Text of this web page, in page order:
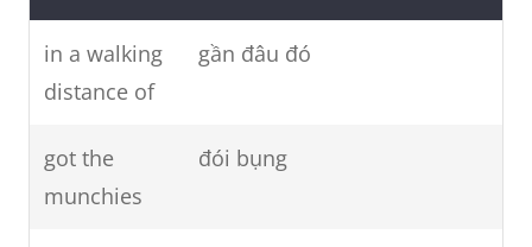
ˈnɒt.ən.əs/
in a walking
distance of
gần đâu đó
got the
munchies
đói bụng